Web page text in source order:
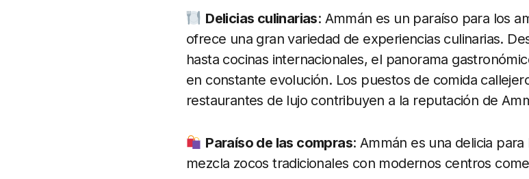
Delicias culinarias: Ammán es un paraíso para los
ofrece una gran variedad de experiencias culinarias.
hasta cocinas internacionales, el panorama
en constante evolución. Los puestos de comida
restaurantes de lujo contribuyen a la reputación de
Paraíso de las compras: Ammán es una delicia
mezcla zocos tradicionales con modernos centros